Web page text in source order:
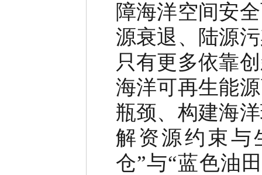
障海洋空间安
源衰退、陆源
只有更多依靠
海洋可再生能
瓶颈、构建海
解资源约束与
仓”与“蓝色油